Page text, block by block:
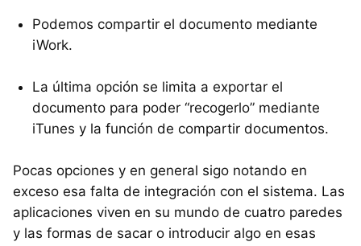
Podemos compartir el documento mediante
iWork.
La última opción se limita a exportar el
documento para poder “recogerlo” mediante
iTunes y la función de compartir documentos.
Pocas opciones y en general sigo notando en
exceso esa falta de integración con el sistema. Las
aplicaciones viven en su mundo de cuatro paredes
y las formas de sacar o introducir algo en esas